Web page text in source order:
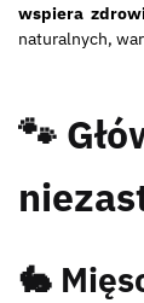
wspiera
naturalnych,
🐾
🐇